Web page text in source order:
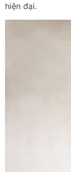
hiện đại.